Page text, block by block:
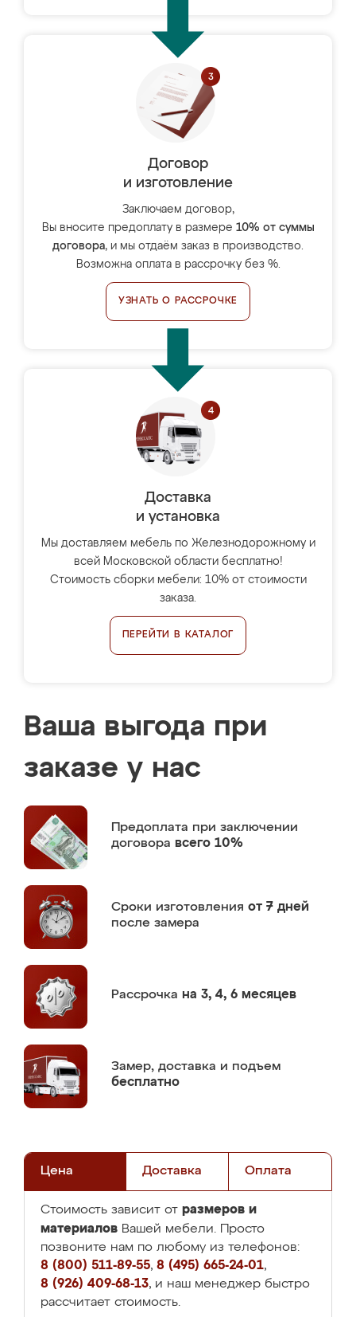
Договор
и изготовление
Заключаем договор,
Вы вносите предоплату в размере 10% от суммы
договора, и мы отдаём заказ в производство.
Возможна оплата в рассрочку без %.
УЗНАТЬ О РАССРОЧКЕ
Доставка
и установка
Мы доставляем мебель по Железнодорожному и
всей Московской области бесплатно!
Стоимость сборки мебели: 10% от стоимости
заказа.
ПЕРЕЙТИ В КАТАЛОГ
Ваша выгода при
заказе у нас
Предоплата при заключении
договора всего 10%
Сроки изготовления от 7 дней
после замера
Рассрочка на 3, 4, 6 месяцев
Замер, доставка и подъем
бесплатно
Цена Доставка Оплата
Стоимость зависит от размеров и
материалов Вашей мебели. Просто
позвоните нам по любому из телефонов:
8 (800) 511-89-55, 8 (495) 665-24-01,
8 (926) 409-68-13, и наш менеджер быстро
рассчитает стоимость.